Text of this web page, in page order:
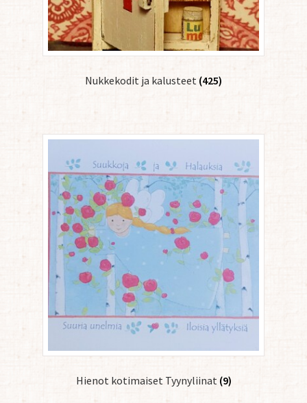
Nukkekodit ja kalusteet (425)
Hienot kotimaiset Tyynyliinat (9)